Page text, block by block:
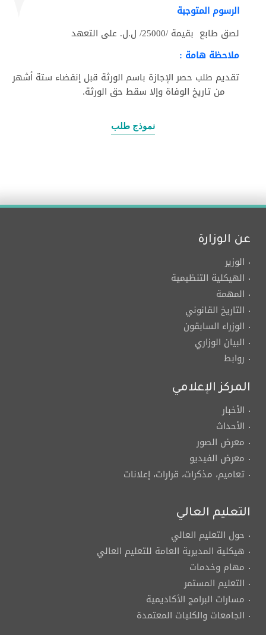
الرسوم المتوجبة
لصق طابع بقيمة /25000/ ل.ل. على التعهد
ملاحظة هامة :
تقديم طلب حصر الإجازة باسم الورثة قبل إنقضاء ستة أشهر
من تاريخ الوفاة وإلا سقط حق الورثة.
نموذج طلب
عن الوزارة
الوزير
الهيكلية التنظيمية
المهمة
التاريخ القانوني
الوزراء السابقون
البيان الوزاري
روابط
المركز الإعلامي
الأخبار
الأحداث
معرض الصور
معرض الفيديو
تعاميم، مذكرات، قرارات، إعلانات
التعليم العالي
حول التعليم العالي
هيكلية المديرية العامة للتعليم العالي
مهام وخدمات
التعليم المستمر
مسارات البرامج الأكاديمية
الجامعات والكليات المعتمدة